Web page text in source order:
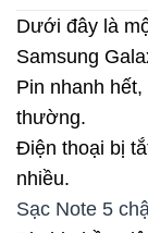
Dưới đây là
Samsung
Pin nhanh
thường.
Điện thoại bị
nhiều.
Sạc Note 5